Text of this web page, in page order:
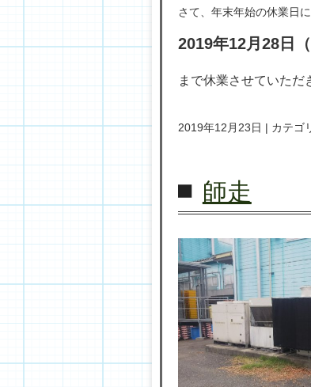
さて、年末年始の休業日
2019年12月28日
まで休業させていただ
2019年12月23日 | カテゴ
師走